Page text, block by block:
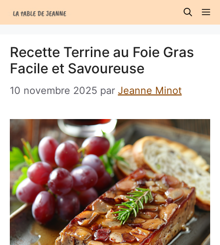
au
Recette Terrine au Foie Gras
Facile et Savoureuse
10 novembre 2025 par Jeanne Minot